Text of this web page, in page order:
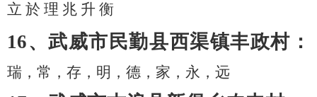
立 於 理 兆 升 衡
16、武威市民勤县西渠镇丰政村：
瑞，常，存，明，德，家，永，远